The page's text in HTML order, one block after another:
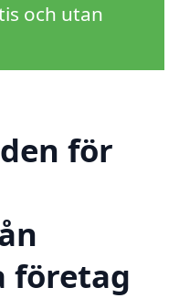
och utan
för
företag